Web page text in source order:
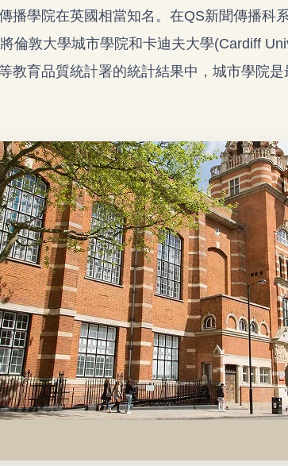
播學院在英國相當知名。在QS新聞傳播科
倫敦大學城市學院和卡迪夫大學(Cardiff
教育品質統計署的統計結果中，城市學院